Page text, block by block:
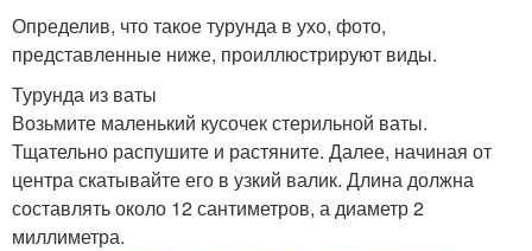
Определив, что такое турунда в ухо, фото,
представленные ниже, проиллюстрируют виды.
Турунда из ваты
Возьмите маленький кусочек стерильной ваты.
Тщательно распушите и растяните. Далее, начиная от
центра скатывайте его в узкий валик. Длина должна
составлять около 12 сантиметров, а диаметр 2
миллиметра.